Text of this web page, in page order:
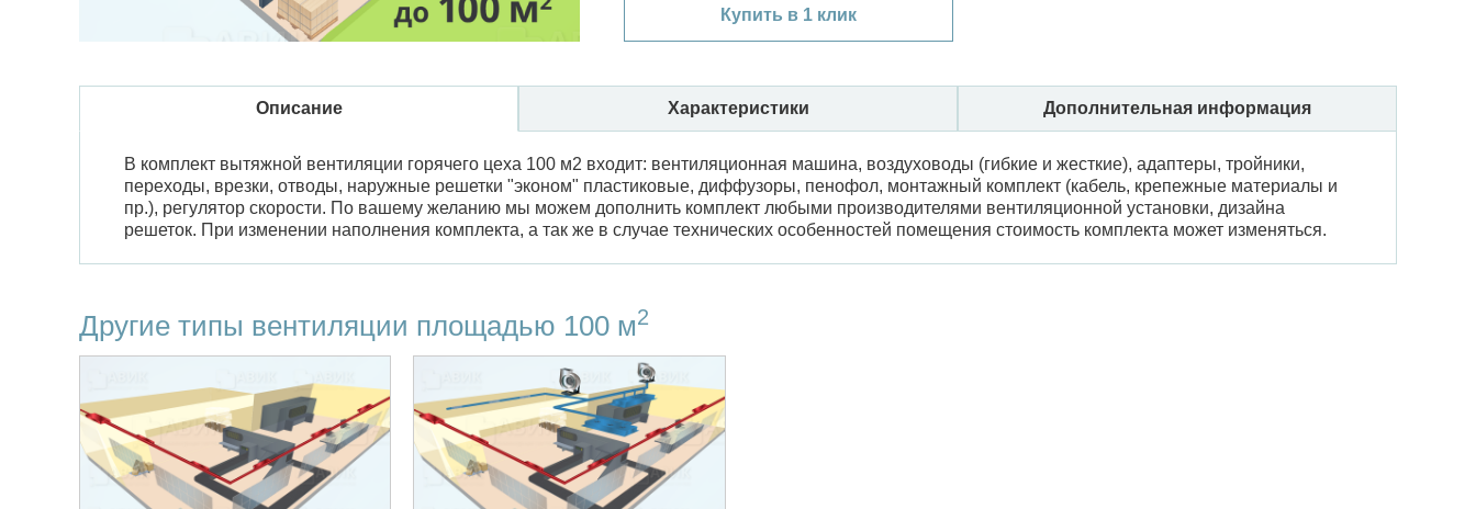
Купить в 1 клик
Описание Характеристики Дополнительная информация
В комплект вытяжной вентиляции горячего цеха 100 м2 входит: вентиляционная машина, воздуховоды (гибкие и жесткие), адаптеры, тройники,
переходы, врезки, отводы, наружные решетки "эконом" пластиковые, диффузоры, пенофол, монтажный комплект (кабель, крепежные материалы и
пр.), регулятор скорости. По вашему желанию мы можем дополнить комплект любыми производителями вентиляционной установки, дизайна
решеток. При изменении наполнения комплекта, а так же в случае технических особенностей помещения стоимость комплекта может изменяться.
Другие типы вентиляции площадью 100 м2